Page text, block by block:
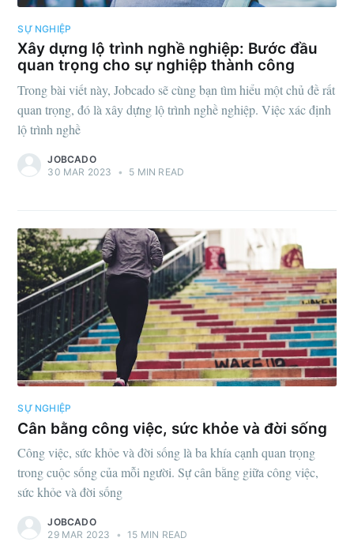
SỰ NGHIỆP
Xây dựng lộ trình nghề nghiệp: Bước đầu
quan trọng cho sự nghiệp thành công
Trong bài viết này, Jobcado sẽ cùng bạn tìm hiểu một chủ đề rất
quan trọng, đó là xây dựng lộ trình nghề nghiệp. Việc xác định
lộ trình nghề
JOBCADO
30 MAR 2023
• 5 MIN READ
SỰ NGHIỆP
Cân bằng công việc, sức khỏe và đời sống
Công việc, sức khỏe và đời sống là ba khía cạnh quan trọng
trong cuộc sống của mỗi người. Sự cân bằng giữa công việc,
sức khỏe và đời sống
JOBCADO
29 MAR 2023
• 15 MIN READ